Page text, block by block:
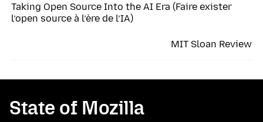
MIT Sloan Review
Taking Open Source Into the AI Era (Faire exister
l’open source à l’ère de l’IA)
State of Mozilla